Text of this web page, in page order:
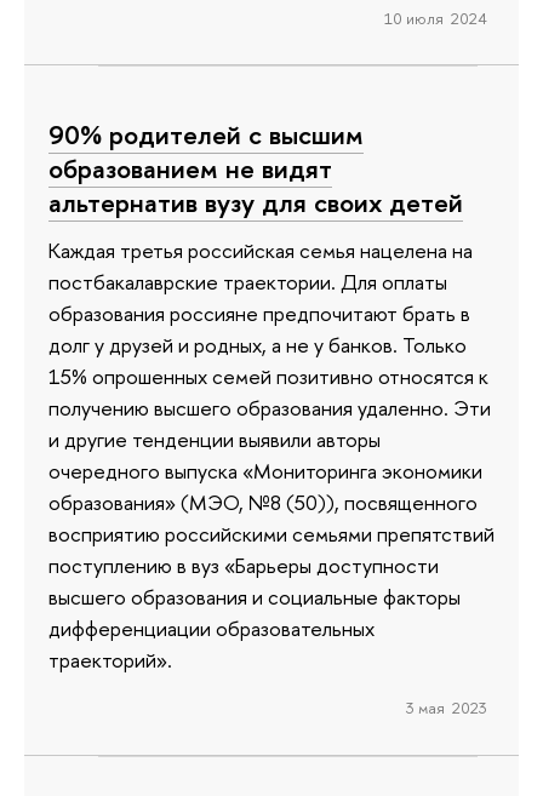
10 июля 2024
90% родителей с высшим
образованием не видят
альтернатив вузу для своих детей
Каждая третья российская семья нацелена на
постбакалаврские траектории. Для оплаты
образования россияне предпочитают брать в
долг у друзей и родных, а не у банков. Только
15% опрошенных семей позитивно относятся к
получению высшего образования удаленно. Эти
и другие тенденции выявили авторы
очередного выпуска «Мониторинга экономики
образования» (МЭО, №8 (50)), посвященного
восприятию российскими семьями препятствий
поступлению в вуз «Барьеры доступности
высшего образования и социальные факторы
дифференциации образовательных
траекторий».
3 мая 2023